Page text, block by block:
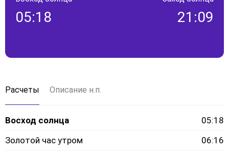
05:18 21:09
Расчеты Описание н.п.
Восход солнца
05:18
Золотой час утром
06:16